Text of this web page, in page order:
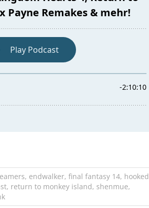
, endwalker, final fantasy 14, hooked
, return to monkey island, shenmue,